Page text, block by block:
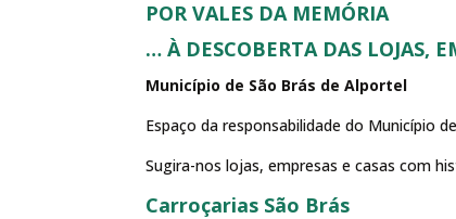
POR VALES DA MEMÓRIA
… À DESCOBERTA DAS LOJAS,
Município de São Brás de Alportel
Espaço da responsabilidade do Município
Sugira-nos lojas, empresas e casas com
Carroçarias São Brás